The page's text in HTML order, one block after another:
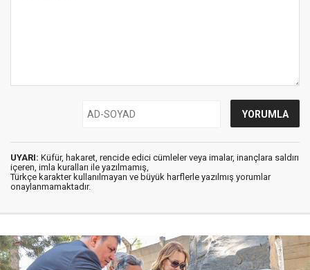
UYARI: Küfür, hakaret, rencide edici cümleler veya imalar, inançlara saldırı
içeren, imla kuralları ile yazılmamış,
Türkçe karakter kullanılmayan ve büyük harflerle yazılmış yorumlar
onaylanmamaktadır.